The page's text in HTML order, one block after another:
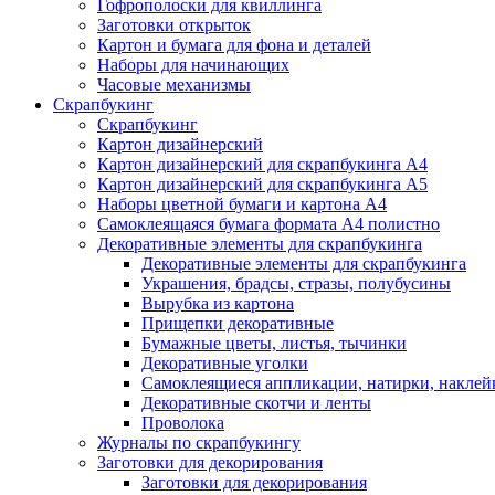
Гофрополоски для квиллинга
Заготовки открыток
Картон и бумага для фона и деталей
Наборы для начинающих
Часовые механизмы
Скрапбукинг
Скрапбукинг
Картон дизайнерский
Картон дизайнерский для скрапбукинга А4
Картон дизайнерский для скрапбукинга А5
Наборы цветной бумаги и картона А4
Самоклеящаяся бумага формата А4 полистно
Декоративные элементы для скрапбукинга
Декоративные элементы для скрапбукинга
Украшения, брадсы, стразы, полубусины
Вырубка из картона
Прищепки декоративные
Бумажные цветы, листья, тычинки
Декоративные уголки
Самоклеящиеся аппликации, натирки,
Декоративные скотчи и ленты
Проволока
Журналы по скрапбукингу
Заготовки для декорирования
Заготовки для декорирования